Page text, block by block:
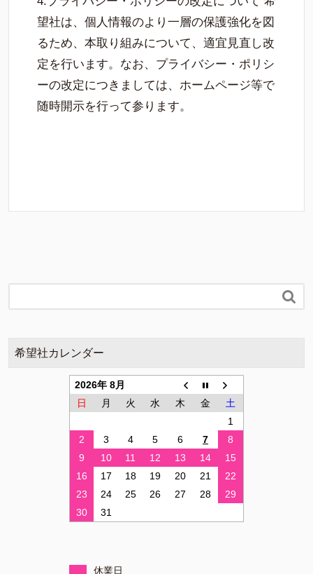
望社は、個人情報のより一層の保護強化を図
るため、本取り組みについて、適宜見直し改
定を行います。なお、プライバシー・ポリシ
ーの改定につきましては、ホームページ等で
随時開示を行って参ります。

希望社カレンダー
2026年 8月
日
月 火 水 木 金
土
1
2
3 4 5 6 7
8
9
10 11 12 13 14
15
16
17 18 19 20 21
22
23
24 25 26 27 28
29
30
31
休業日